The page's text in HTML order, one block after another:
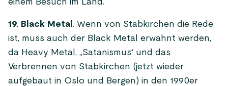
einem Besuch im Land.
19. Black Metal . Wenn von Stabkirchen die Rede
ist, muss auch der Black Metal erwähnt werden,
da Heavy Metal, „Satanismus“ und das
Verbrennen von Stabkirchen (jetzt wieder
aufgebaut in Oslo und Bergen) in den 1990er